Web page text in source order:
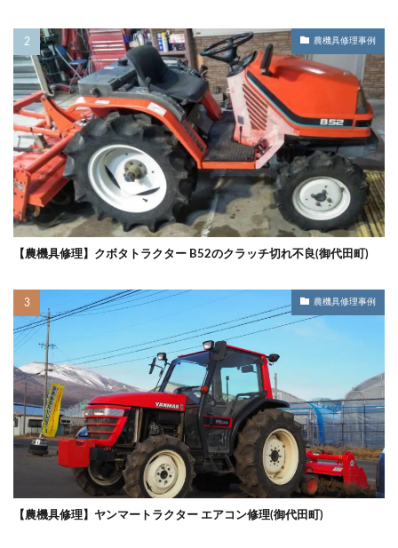
農機具修理事例
【農機具修理】クボタトラクター B52のクラッチ切れ不良(御代田町)
農機具修理事例
【農機具修理】ヤンマートラクター エアコン修理(御代田町)